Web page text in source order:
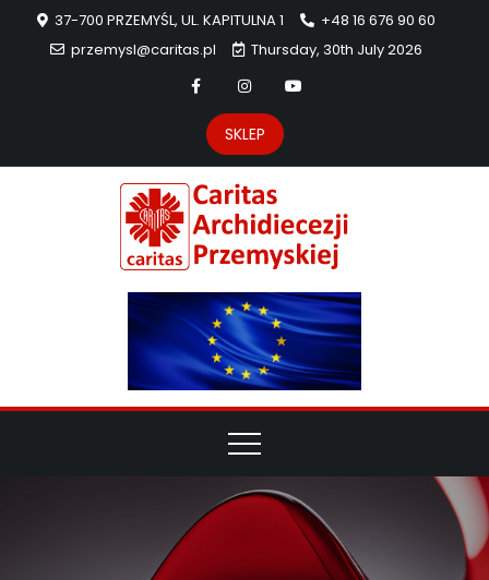
37-700 PRZEMYŚL, UL. KAPITULNA 1
+48 16 676 90 60
przemysl@caritas.pl
Thursday, 30th July 2026
SKLEP